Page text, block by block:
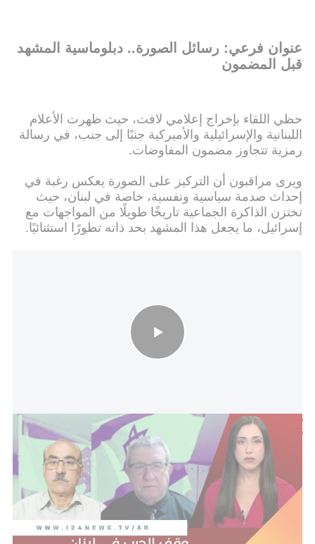
عنوان فرعي: رسائل الصورة.. دبلوماسية المشهد
قبل المضمون
حظي اللقاء بإخراج إعلامي لافت، حيث ظهرت الأعلام
اللبنانية والإسرائيلية والأميركية جنبًا إلى جنب، في رسالة
رمزية تتجاوز مضمون المفاوضات.
ويرى مراقبون أن التركيز على الصورة يعكس رغبة في
إحداث صدمة سياسية ونفسية، خاصة في لبنان، حيث
تختزن الذاكرة الجماعية تاريخًا طويلًا من المواجهات مع
إسرائيل، ما يجعل هذا المشهد بحد ذاته تطورًا استثنائيًا.
القائد العسكري الإسرائيلي السابق لبنت جبيل: هذا اسوأ توقيت لوقف
الحرب في لبنان
لا وقف لإطلاق النار.. والميدان يفرض إيقاعه
رغم الطابع السياسي للاجتماع، لم يُسفر عن إعلان وقف
لإطلاق النار، في وقت استمرت فيه العمليات العسكرية